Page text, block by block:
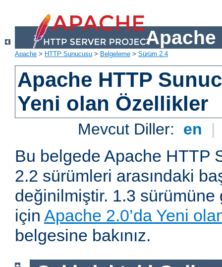
Apache
Apache > HTTP Sunucusu > Belgeleme > Sürüm 2.4
Apache HTTP
Yeni olan Özellikler
Mevcut Diller: en |
Bu belgede Apache HTTP
2.2 sürümleri arasındaki
değinilmiştir. 1.3
için Apache 2.0’da Yeni
belgesine bakınız.